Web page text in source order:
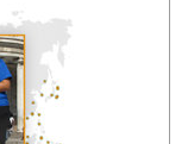
OG MÅTER Å